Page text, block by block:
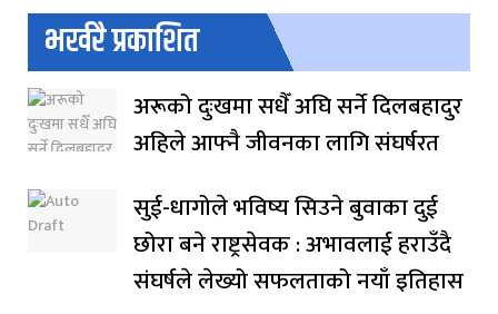
भर्खरै प्रकाशित
अरूको दुःखमा सधैँ अघि सर्ने दिलबहादुर
अहिले आफ्नै जीवनका लागि संघर्षरत
सुई-धागोले भविष्य सिउने बुवाका दुई
छोरा बने राष्ट्रसेवक : अभावलाई हराउँदै
संघर्षले लेख्यो सफलताको नयाँ इतिहास